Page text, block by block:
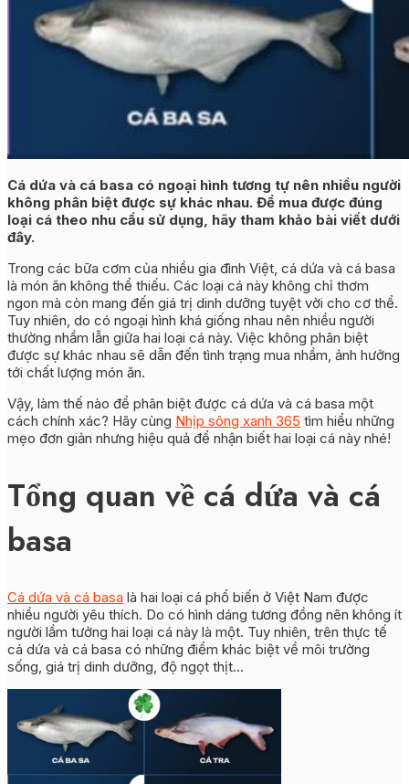
Cá dứa và cá basa có ngoại hình tương tự nên nhiều người
không phân biệt được sự khác nhau. Để mua được đúng
loại cá theo nhu cầu sử dụng, hãy tham khảo bài viết dưới
đây.
Trong các bữa cơm của nhiều gia đình Việt, cá dứa và cá basa
là món ăn không thể thiếu. Các loại cá này không chỉ thơm
ngon mà còn mang đến giá trị dinh dưỡng tuyệt vời cho cơ thể.
Tuy nhiên, do có ngoại hình khá giống nhau nên nhiều người
thường nhầm lẫn giữa hai loại cá này. Việc không phân biệt
được sự khác nhau sẽ dẫn đến tình trạng mua nhầm, ảnh hưởng
tới chất lượng món ăn.
Vậy, làm thế nào để phân biệt được cá dứa và cá basa một
cách chính xác? Hãy cùng Nhịp sông xanh 365 tìm hiểu những
mẹo đơn giản nhưng hiệu quả để nhận biết hai loại cá này nhé!
Tổng quan về cá dứa và cá
basa
Cá dứa và cá basa là hai loại cá phổ biến ở Việt Nam được
nhiều người yêu thích. Do có hình dáng tương đồng nên không ít
người lầm tưởng hai loại cá này là một. Tuy nhiên, trên thực tế
cá dứa và cá basa có những điểm khác biệt về môi trường
sống, giá trị dinh dưỡng, độ ngọt thịt…